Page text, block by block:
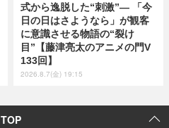
式から逸脱した“刺激”― 「今
日の日はさようなら」が観客
に意識させる物語の“裂け
目”【藤津亮太のアニメの門V
133回】
2026.8.7(金) 19:15
TOP